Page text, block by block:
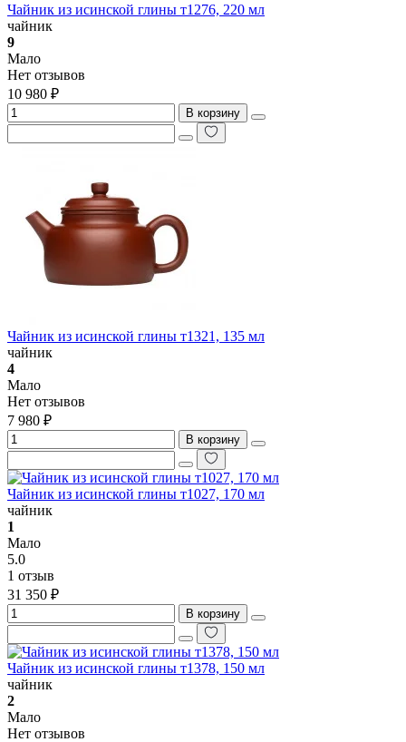
Чайник из исинской глины т1276, 220 мл
чайник
9
Мало
Нет отзывов
10 980 ₽
В корзину
Чайник из исинской глины т1321, 135 мл
чайник
4
Мало
Нет отзывов
7 980 ₽
В корзину
Чайник из исинской глины т1027, 170 мл
чайник
1
Мало
5.0
1 отзыв
31 350 ₽
В корзину
Чайник из исинской глины т1378, 150 мл
чайник
2
Мало
Нет отзывов